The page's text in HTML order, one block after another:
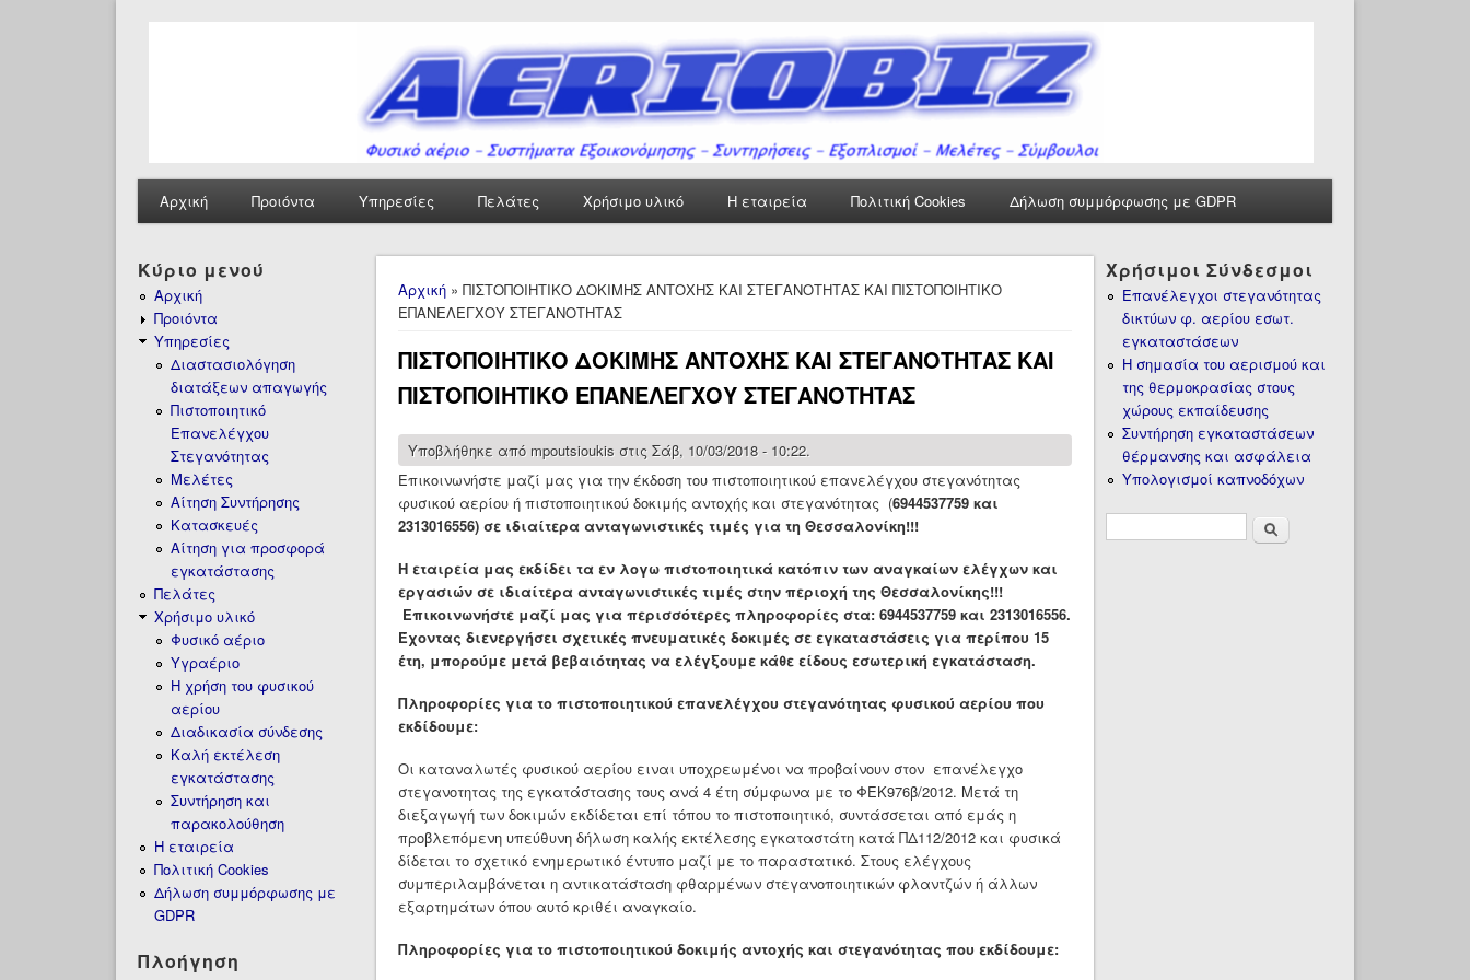
Αρχική Προιόντα Υπηρεσίες Πελάτες Χρήσιμο υλικό Η εταιρεία Πολιτική Cookies Δήλωση συμμόρφωσης με GDPR
Είστε εδώ
Αρχική » ΠΙΣΤΟΠΟΙΗΤΙΚΟ ΔΟΚΙΜΗΣ ΑΝΤΟΧΗΣ ΚΑΙ ΣΤΕΓΑΝΟΤΗΤΑΣ ΚΑΙ ΠΙΣΤΟΠΟΙΗΤΙΚΟ
ΕΠΑΝΕΛΕΓΧΟΥ ΣΤΕΓΑΝΟΤΗΤΑΣ
ΠΙΣΤΟΠΟΙΗΤΙΚΟ ΔΟΚΙΜΗΣ ΑΝΤΟΧΗΣ ΚΑΙ ΣΤΕΓΑΝΟΤΗΤΑΣ ΚΑΙ
ΠΙΣΤΟΠΟΙΗΤΙΚΟ ΕΠΑΝΕΛΕΓΧΟΥ ΣΤΕΓΑΝΟΤΗΤΑΣ
Υποβλήθηκε από mpoutsioukis στις Σάβ, 10/03/2018 - 10:22.
Επικοινωνήστε μαζί μας για την έκδοση του πιστοποιητικού επανελέγχου στεγανότητας
φυσικού αερίου ή πιστοποιητικού δοκιμής αντοχής και στεγανότητας (6944537759 και
2313016556) σε ιδιαίτερα ανταγωνιστικές τιμές για τη Θεσσαλονίκη!!!
Η εταιρεία μας εκδίδει τα εν λογω πιστοποιητικά κατόπιν των αναγκαίων ελέγχων και
εργασιών σε ιδιαίτερα ανταγωνιστικές τιμές στην περιοχή της Θεσσαλονίκης!!!
Επικοινωνήστε μαζί μας για περισσότερες πληροφορίες στα: 6944537759 και 2313016556.
Έχοντας διενεργήσει σχετικές πνευματικές δοκιμές σε εγκαταστάσεις για περίπου 15
έτη, μπορούμε μετά βεβαιότητας να ελέγξουμε κάθε είδους εσωτερική εγκατάσταση.
Πληροφορίες για το πιστοποιητικού επανελέγχου στεγανότητας φυσικού αερίου που
εκδίδουμε:
Οι καταναλωτές φυσικού αερίου ειναι υποχρεωμένοι να προβαίνουν στον επανέλεγχο
στεγανοτητας της εγκατάστασης τους ανά 4 έτη σύμφωνα με το ΦΕΚ976β/2012. Μετά τη
διεξαγωγή των δοκιμών εκδίδεται επί τόπου το πιστοποιητικό, συντάσσεται από εμάς η
προβλεπόμενη υπεύθυνη δήλωση καλής εκτέλεσης εγκαταστάτη κατά ΠΔ112/2012 και φυσικά
δίδεται το σχετικό ενημερωτικό έντυπο μαζί με το παραστατικό. Στους ελέγχους
συμπεριλαμβάνεται η αντικατάσταση φθαρμένων στεγανοποιητικών φλαντζών ή άλλων
εξαρτημάτων όπου αυτό κριθέι αναγκαίο.
Πληροφορίες για το πιστοποιητικού δοκιμής αντοχής και στεγανότητας που εκδίδουμε:
Κύριο μενού
Αρχική
Προιόντα
Υπηρεσίες
Διαστασιολόγηση
διατάξεων απαγωγής
Πιστοποιητικό
Επανελέγχου
Στεγανότητας
Μελέτες
Αίτηση Συντήρησης
Κατασκευές
Αίτηση για προσφορά
εγκατάστασης
Πελάτες
Χρήσιμο υλικό
Φυσικό αέριο
Υγραέριο
H χρήση του φυσικού
αερίου
Διαδικασία σύνδεσης
Καλή εκτέλεση
εγκατάστασης
Συντήρηση και
παρακολούθηση
Η εταιρεία
Πολιτική Cookies
Δήλωση συμμόρφωσης με
GDPR
Πλοήγηση
Χρήσιμοι Σύνδεσμοι
Επανέλεγχοι στεγανότητας
δικτύων φ. αερίου εσωτ.
εγκαταστάσεων
Η σημασία του αερισμού και
της θερμοκρασίας στους
χώρους εκπαίδευσης
Συντήρηση εγκαταστάσεων
θέρμανσης και ασφάλεια
Υπολογισμοί καπνοδόχων
Φόρμα
Αναζήτηση